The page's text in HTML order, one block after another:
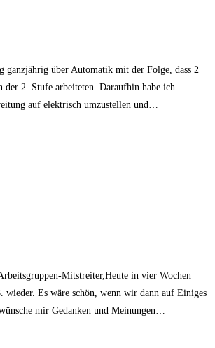
ganzjährig über Automatik mit der Folge, dass 2
der 2. Stufe arbeiteten. Daraufhin habe ich
auf elektrisch umzustellen und…
Mitstreiter,Heute in vier Wochen
wieder. Es wäre schön, wenn wir dann auf Einiges
mir Gedanken und Meinungen…